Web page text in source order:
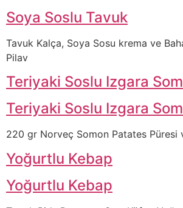
Soya Soslu Tavuk
Tavuk Kalça, Soya Sosu krema ve
Pilav
Teriyaki Soslu Izgara
Teriyaki Soslu Izgara
220 gr Norveç Somon Patates Püresi
Yoğurtlu Kebap
Yoğurtlu Kebap